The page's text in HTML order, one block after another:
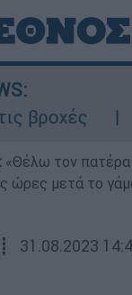
«Θέλω τον πατέρα
ώρες μετά το
31.08.2023